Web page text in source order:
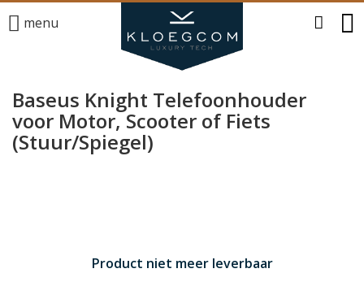
menu
Baseus Knight Telefoonhouder
voor Motor, Scooter of Fiets
(Stuur/Spiegel)
Product niet meer leverbaar